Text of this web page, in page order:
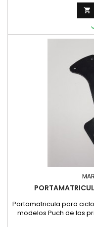

Portamatricula para
modelos Puch de las
otros ciclomotores